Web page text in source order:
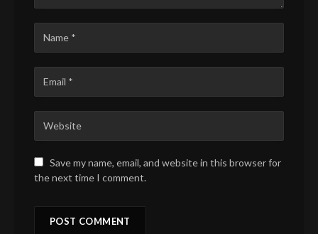
Save my name, email, and website in this browser for
the next time I comment.